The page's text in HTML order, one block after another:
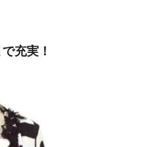
充実！